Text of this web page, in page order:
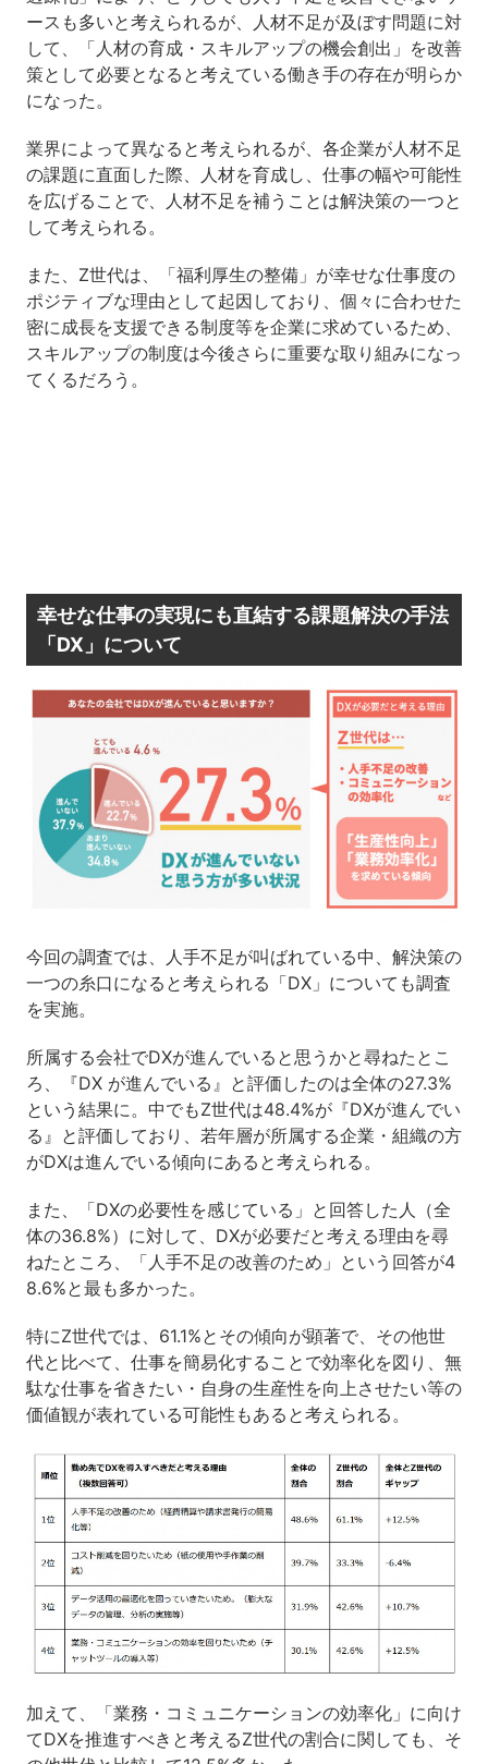
ースも多いと考えられるが、人材不足が及ぼす問題に対
して、「人材の育成・スキルアップの機会創出」を改善
策として必要となると考えている働き手の存在が明らか
になった。
業界によって異なると考えられるが、各企業が人材不足
の課題に直面した際、人材を育成し、仕事の幅や可能性
を広げることで、人材不足を補うことは解決策の一つと
して考えられる。
また、Z世代は、「福利厚生の整備」が幸せな仕事度の
ポジティブな理由として起因しており、個々に合わせた
密に成長を支援できる制度等を企業に求めているため、
スキルアップの制度は今後さらに重要な取り組みになっ
てくるだろう。
幸せな仕事の実現にも直結する課題解決の手法
「DX」について
今回の調査では、人手不足が叫ばれている中、解決策の
一つの糸口になると考えられる「DX」についても調査
を実施。
所属する会社でDXが進んでいると思うかと尋ねたとこ
ろ、『DX が進んでいる』と評価したのは全体の27.3%
という結果に。中でもZ世代は48.4%が『DXが進んでい
る』と評価しており、若年層が所属する企業・組織の方
がDXは進んでいる傾向にあると考えられる。
また、「DXの必要性を感じている」と回答した人（全
体の36.8%）に対して、DXが必要だと考える理由を尋
ねたところ、「人手不足の改善のため」という回答が4
8.6%と最も多かった。
特にZ世代では、61.1%とその傾向が顕著で、その他世
代と比べて、仕事を簡易化することで効率化を図り、無
駄な仕事を省きたい・自身の生産性を向上させたい等の
価値観が表れている可能性もあると考えられる。
加えて、「業務・コミュニケーションの効率化」に向け
てDXを推進すべきと考えるZ世代の割合に関しても、そ